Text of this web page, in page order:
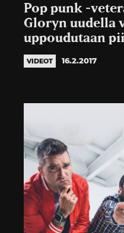
Pop punk -
Gloryn uudella
uppoudutaan
VIDEOT 16.2.2017